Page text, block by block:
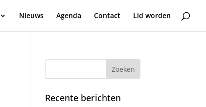
Nieuws Agenda Contact Lid worden
Recente berichten